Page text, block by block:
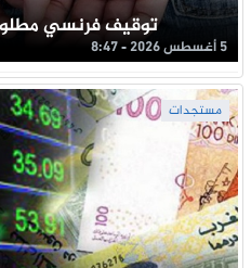
توقيف فرنسي
5 أغسطس 2026 - 8:47
مستجدات